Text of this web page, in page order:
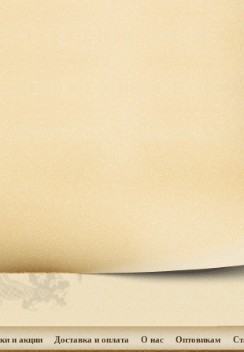
и акции Доставка и оплата О нас Оптовикам